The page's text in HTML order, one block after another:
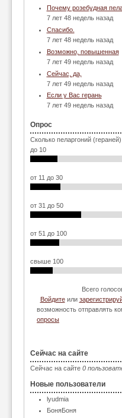
Почему розебудная
7 лет 48 недель назад
Спасибо.
7 лет 48 недель назад
Возможно, повышенная
7 лет 49 недель назад
Сейчас, да,
7 лет 49 недель назад
Если у Вас герань
7 лет 49 недель назад
Опрос
Сколько пеларгоний
до 10
от 11 до 30
от 31 до 50
от 51 до 100
свыше 100
Всего
Войдитеили
возможность отправлять
опросы
Сейчас на сайте
Сейчас на сайте 0
Новые пользователи
lyudmia
БоняБоня